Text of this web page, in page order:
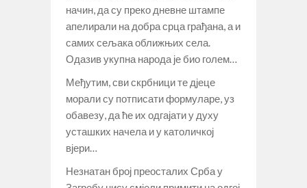
начин, да су преко дневне штампе
апелирали на добра срца грађана, а и
самих сељака оближњих села.
Одазив укупна народа је био голем…
Међутим, сви скрбници те дјеце
морали су потписати формуларе, уз
обавезу, да ће их одгајати у духу
усташких начела и у католичкој
вјери…
Незнатан број преосталих Срба у